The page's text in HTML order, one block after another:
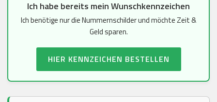
Ich habe bereits mein Wunschkennzeichen
Ich benötige nur die Nummernschilder und möchte Zeit &
Geld sparen.
HIER KENNZEICHEN BESTELLEN